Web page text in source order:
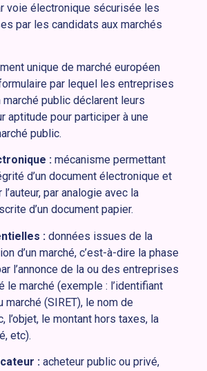
voie électronique sécurisée les
par les candidats aux marchés
unique de marché européen
par lequel les entreprises
marché public déclarent leurs
aptitude pour participer à une
public.
: mécanisme permettant
d’un document électronique et
l’auteur, par analogie avec la
d’un document papier.
: données issues de la
d’un marché, c’est-à-dire la phase
l’annonce de la ou des entreprises
le marché (exemple : l’identifiant
(SIRET), le nom de
l’objet, le montant hors taxes, la
etc).
: acheteur public ou privé,